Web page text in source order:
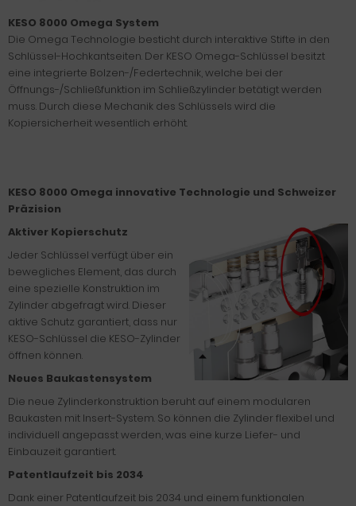
KESO 8000 Omega System
Die Omega Technologie besticht durch interaktive Stifte in den
Schlüssel-Hochkantseiten. Der KESO Omega-Schlüssel besitzt
eine integrierte Bolzen-/Federtechnik, welche bei der
Öffnungs-/Schließfunktion im Schließzylinder betätigt werden
muss. Durch diese Mechanik des Schlüssels wird die
Kopiersicherheit wesentlich erhöht.
KESO 8000 Omega innovative Technologie und Schweizer
Präzision
Aktiver Kopierschutz
Jeder Schlüssel verfügt über ein
bewegliches Element, das durch
eine spezielle Konstruktion im
Zylinder abgefragt wird. Dieser
aktive Schutz garantiert, dass nur
KESO-Schlüssel die KESO-Zylinder
öffnen können.
Neues Baukastensystem
Die neue Zylinderkonstruktion beruht auf einem modularen
Baukasten mit Insert-System. So können die Zylinder flexibel und
individuell angepasst werden, was eine kurze Liefer- und
Einbauzeit garantiert.
Patentlaufzeit bis 2034
Dank einer Patentlaufzeit bis 2034 und einem funktionalen